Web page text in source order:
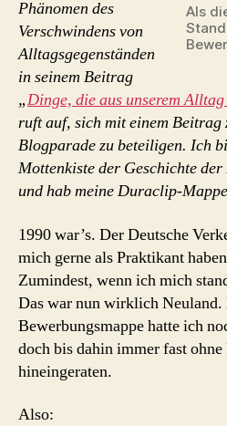
Als
Phänomen des
Verschwindens von
Alltagsgegenständen
in seinem Beitrag
„Dinge, die aus unserem
ruft auf, sich mit einem Beitrag
Blogparade zu beteiligen. Ich
Mottenkiste der Geschichte
und hab meine Duraclip-
1990 war’s. Der Deutsche
mich gerne als Praktikant
Zumindest, wenn ich mich
Das war nun wirklich
Bewerbungsmappe hatte ich
doch bis dahin immer fast
hineingeraten.
Also: